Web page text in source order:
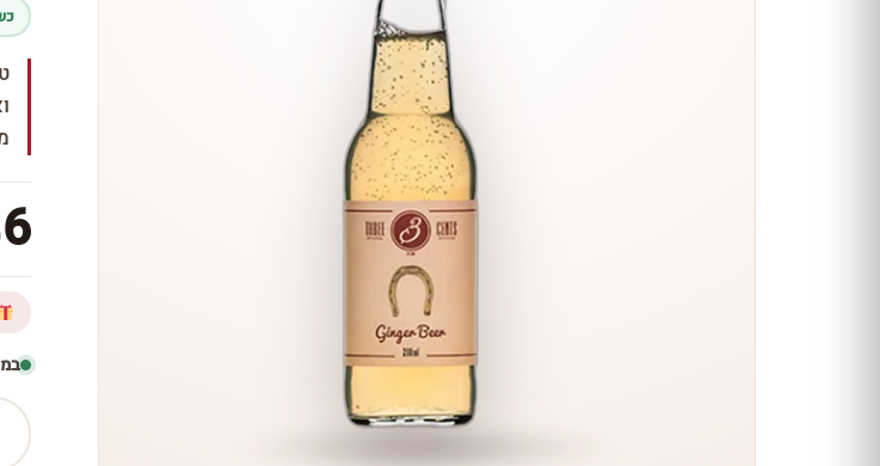
לכל יינות יקב ירושלים ←
6